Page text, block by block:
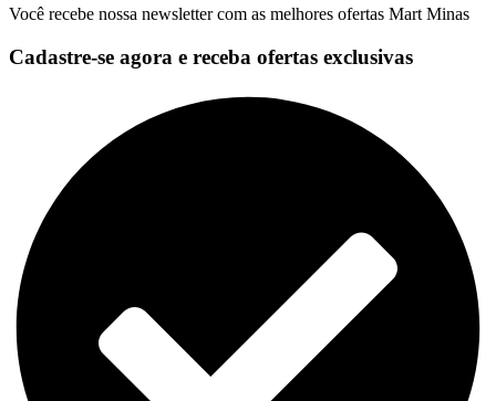
Você recebe nossa newsletter com as melhores ofertas Mart Minas
Cadastre-se agora e receba ofertas exclusivas